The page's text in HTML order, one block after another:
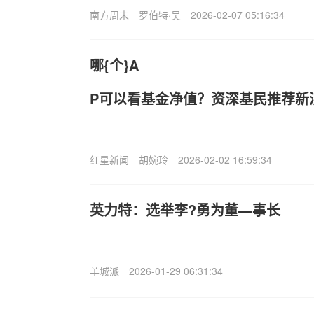
南方周末 罗伯特·吴 2026-02-07 05:16:34
哪{个}A
P可以看基金净值？资深基民推荐
红星新闻 胡婉玲 2026-02-02 16:59:34
英力特：选举李?勇为董—事长
羊城派 2026-01-29 06:31:34